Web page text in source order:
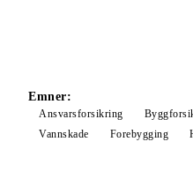
Emner:
Ansvarsforsikring
Vannskade
Forebygging